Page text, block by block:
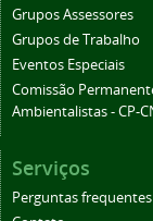
Grupos Assessores
Grupos de Trabalho
Eventos Especiais
Comissão
Ambientalistas - CP-
Serviços
Perguntas frequentes